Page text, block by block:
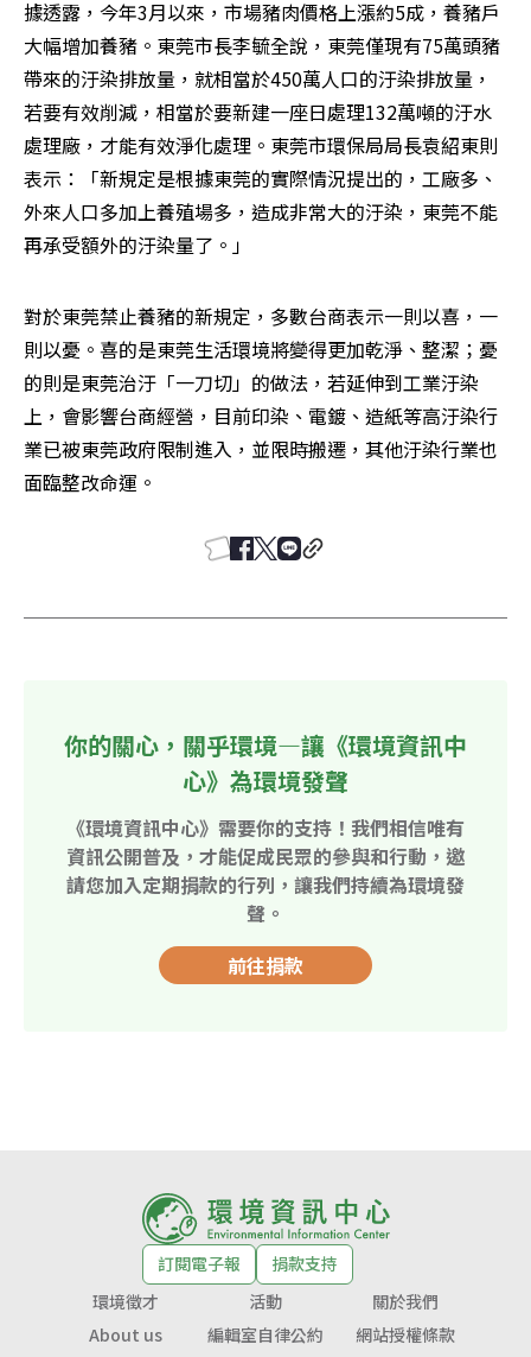
據透露，今年3月以來，市場豬肉價格上漲約5成，養豬戶
大幅增加養豬。東莞市長李毓全說，東莞僅現有75萬頭豬
帶來的汙染排放量，就相當於450萬人口的汙染排放量，
若要有效削減，相當於要新建一座日處理132萬噸的汙水
處理廠，才能有效淨化處理。東莞市環保局局長袁紹東則
表示：「新規定是根據東莞的實際情況提出的，工廠多、
外來人口多加上養殖場多，造成非常大的汙染，東莞不能
再承受額外的汙染量了。」
對於東莞禁止養豬的新規定，多數台商表示一則以喜，一
則以憂。喜的是東莞生活環境將變得更加乾淨、整潔；憂
的則是東莞治汙「一刀切」的做法，若延伸到工業汙染
上，會影響台商經營，目前印染、電鍍、造紙等高汙染行
業已被東莞政府限制進入，並限時搬遷，其他汙染行業也
面臨整改命運。
你的關心，關乎環境—讓《環境資訊中
心》為環境發聲
《環境資訊中心》需要你的支持！我們相信唯有
資訊公開普及，才能促成民眾的參與和行動，邀
請您加入定期捐款的行列，讓我們持續為環境發
聲。
前往捐款
訂閱電子報
捐款支持
環境徵才
活動
關於我們
About us
編輯室自律公約
網站授權條款